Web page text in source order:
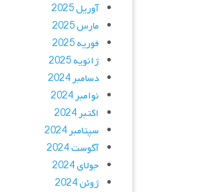
آوریل 2025
مارس 2025
فوریه 2025
ژانویه 2025
دسامبر 2024
نوامبر 2024
اکتبر 2024
سپتامبر 2024
آگوست 2024
جولای 2024
ژوئن 2024